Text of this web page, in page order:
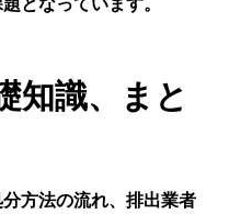
となっています。
知識、まと
方法の流れ、排出業者